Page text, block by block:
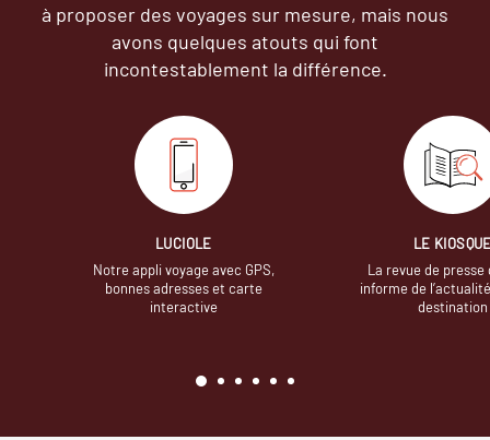
à proposer des voyages sur mesure, mais nous
avons quelques atouts qui font
incontestablement la différence.
LUCIOLE
Notre appli voyage avec GPS,
bonnes adresses et carte
interactive
LE
La revue de presse
informe de
destination